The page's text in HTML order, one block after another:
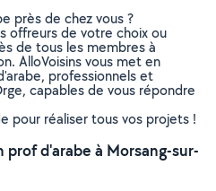
près de chez vous ?
offreurs de votre choix ou
de tous les membres à
AlloVoisins vous met en
professionnels et
capables de vous répondre
pour réaliser tous vos projets !
d'arabe à Morsang-sur-